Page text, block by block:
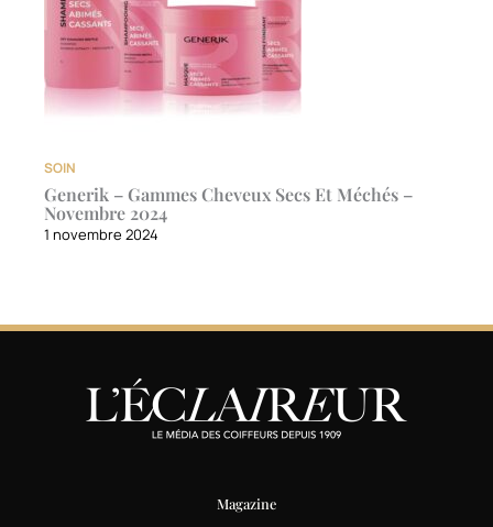
SOIN
Generik – Gammes Cheveux Secs Et Méchés –
Novembre 2024
1 novembre 2024
Magazine